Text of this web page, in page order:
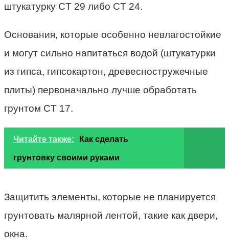
штукатурку CT 29 либо CT 24.
Основания, которые особенно невлагостойкие
и могут сильно напитаться водой (штукатурки
из гипса, гипсокартон, древесностружечные
плиты) первоначально лучше обработать
грунтом CT 17.
Читайте также: Как сделать
грунтовку своими руками
Защитить элементы, которые не планируется
грунтовать малярной лентой, такие как двери,
окна.